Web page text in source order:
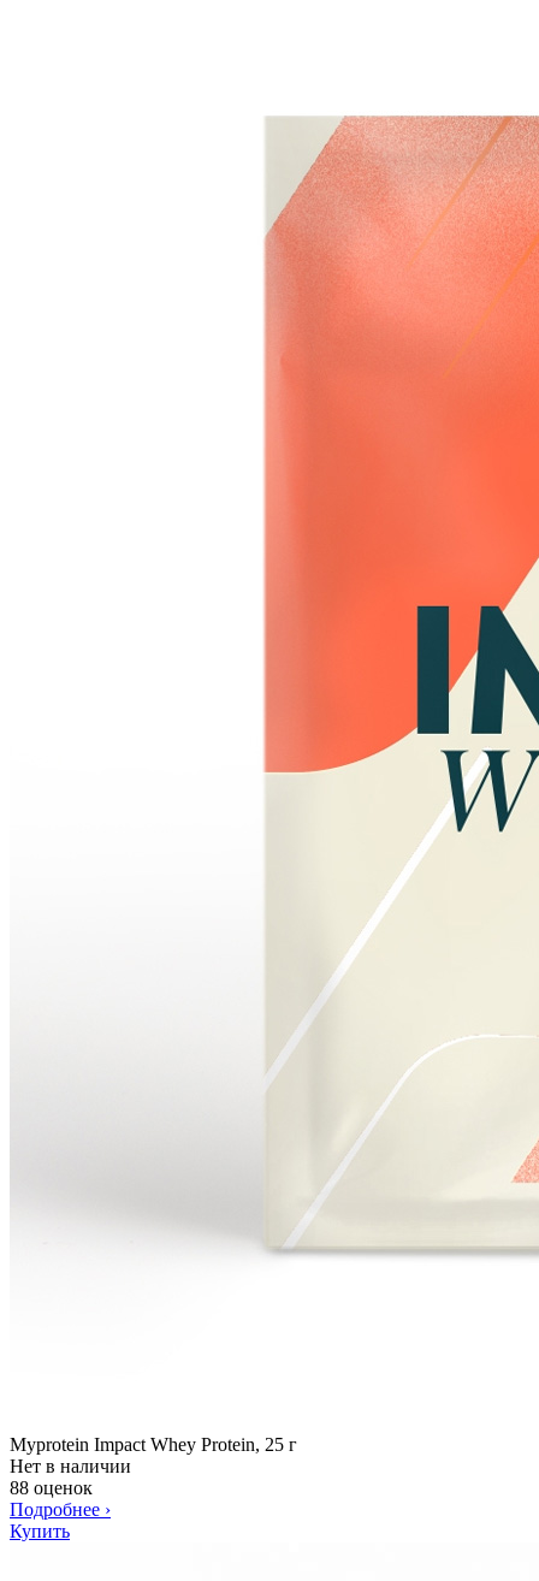
Myprotein Impact Whey Protein, 25 г
Нет в наличии
88 оценок
Подробнее ›
Купить